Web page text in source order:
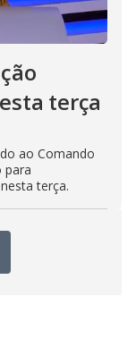
terça
ao Comando
para
terça.